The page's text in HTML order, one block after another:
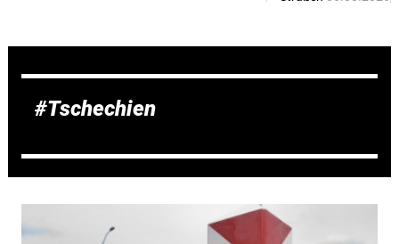
Tschechien